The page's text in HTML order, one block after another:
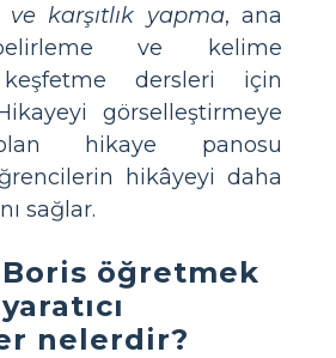
ve karşıtlık yapma, ana
ve kelime
keşfetme dersleri için
görselleştirmeye
hikaye panosu
hikâyeyi daha
sağlar.
öğretmek
nelerdir?